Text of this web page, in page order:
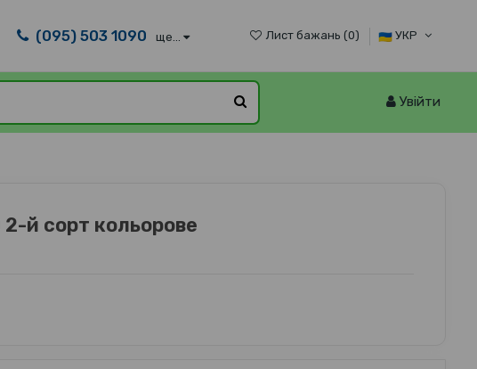
(095) 503 1090 ще... Лист бажань (0) УКР
Увійти
й сорт кольорове